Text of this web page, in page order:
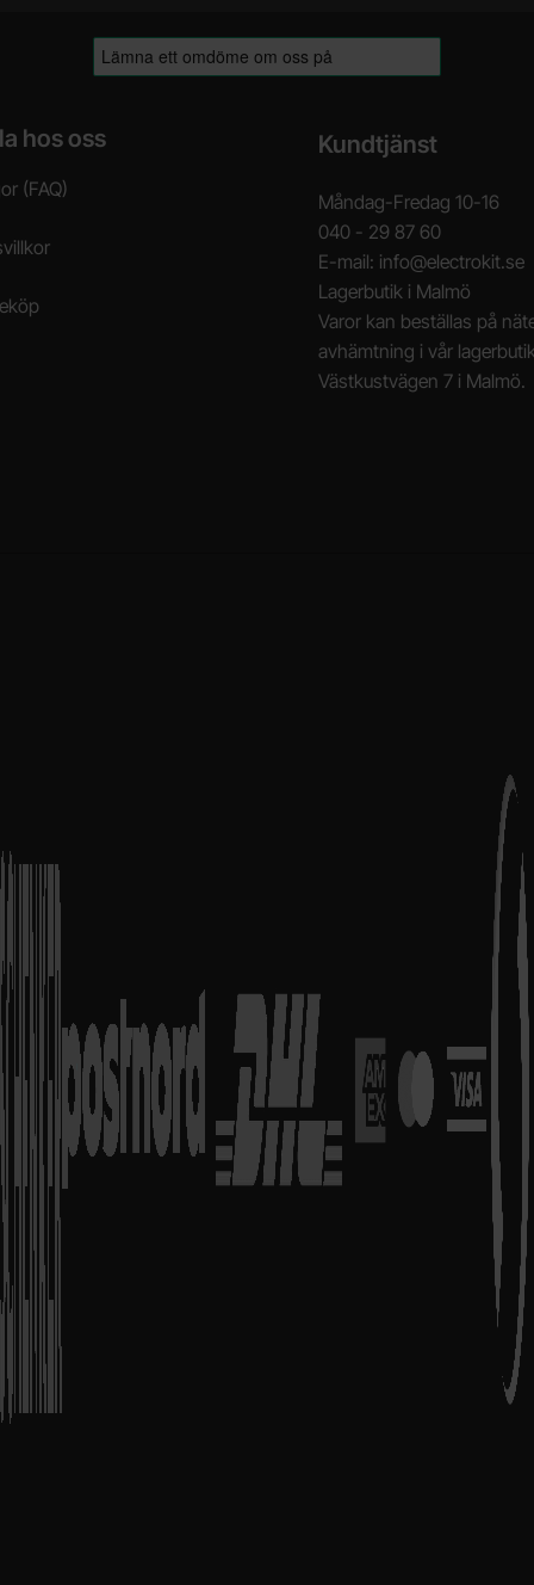
hos oss
(FAQ)
Kundtjänst
Måndag-Fredag 10-16
040 - 29 87 60
E-mail: info@electrokit.se
Lagerbutik i Malmö
Varor kan beställas på
avhämtning i vår
Västkustvägen 7 i Malmö.